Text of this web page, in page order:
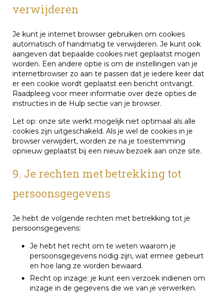
verwijderen
Je kunt je internet browser gebruiken om cookies
automatisch of handmatig te verwijderen. Je kunt ook
aangeven dat bepaalde cookies niet geplaatst mogen
worden. Een andere optie is om de instellingen van je
internetbrowser zo aan te passen dat je iedere keer dat
er een cookie wordt geplaatst een bericht ontvangt.
Raadpleeg voor meer informatie over deze opties de
instructies in de Hulp sectie van je browser.
Let op: onze site werkt mogelijk niet optimaal als alle
cookies zijn uitgeschakeld. Als je wel de cookies in je
browser verwijdert, worden ze na je toestemming
opnieuw geplaatst bij een nieuw bezoek aan onze site.
9. Je rechten met betrekking tot
persoonsgegevens
Je hebt de volgende rechten met betrekking tot je
persoonsgegevens:
Je hebt het recht om te weten waarom je
persoonsgegevens nodig zijn, wat ermee gebeurt
en hoe lang ze worden bewaard.
Recht op inzage: je kunt een verzoek indienen om
inzage in de gegevens die we van je verwerken.